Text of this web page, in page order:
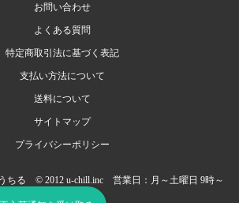
お問い合わせ
よくある質問
特定商取引法に基づく表記
支払い方法について
送料について
サイトマップ
プライバシーポリシー
ちる © 2012 u-chill.inc 営業日：月～土曜日 9時～